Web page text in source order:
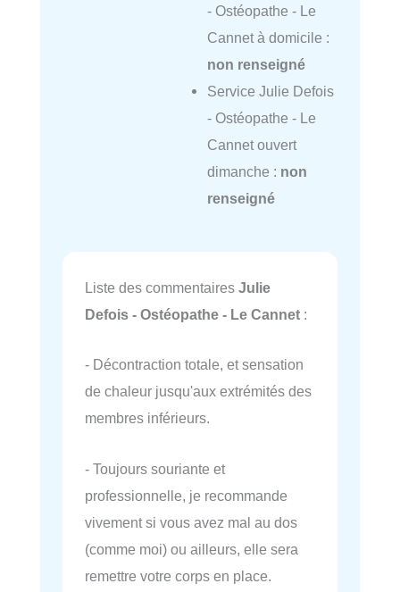
- Ostéopathe - Le
Cannet à domicile :
non renseigné
Service Julie Defois
- Ostéopathe - Le
Cannet ouvert
dimanche : non
renseigné
Liste des commentaires Julie
Defois - Ostéopathe - Le Cannet :
- Décontraction totale, et sensation
de chaleur jusqu'aux extrémités des
membres inférieurs.
- Toujours souriante et
professionnelle, je recommande
vivement si vous avez mal au dos
(comme moi) ou ailleurs, elle sera
remettre votre corps en place.